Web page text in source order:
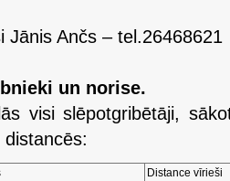
Jānis Ančs – tel.26468621
un norise.
visi slēpotgribētāji,
Distance vīrieši